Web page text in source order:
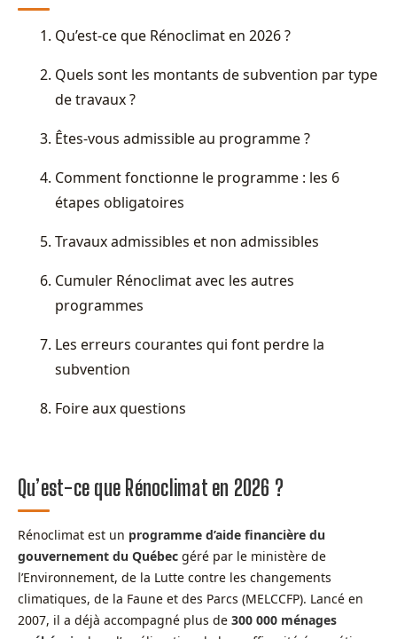
Qu’est-ce que Rénoclimat en 2026 ?
Quels sont les montants de subvention par type
de travaux ?
Êtes-vous admissible au programme ?
Comment fonctionne le programme : les 6
étapes obligatoires
Travaux admissibles et non admissibles
Cumuler Rénoclimat avec les autres
programmes
Les erreurs courantes qui font perdre la
subvention
Foire aux questions
Qu’est-ce que Rénoclimat en 2026 ?
Rénoclimat est un programme d’aide financière du
gouvernement du Québec géré par le ministère de
l’Environnement, de la Lutte contre les changements
climatiques, de la Faune et des Parcs (MELCCFP). Lancé en
2007, il a déjà accompagné plus de 300 000 ménages